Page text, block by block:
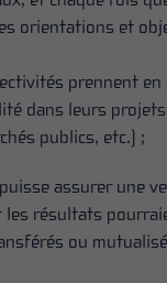
orientations et
prennent en
dans leurs
publics, etc.) ;
assurer une
les résultats
ou